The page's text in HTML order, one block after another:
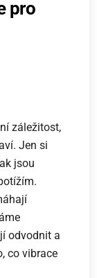
pro
záležitost,
Jen si
jsou
odvodnit a
co vibrace